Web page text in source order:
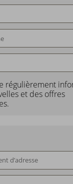
régulièrement
et des offres